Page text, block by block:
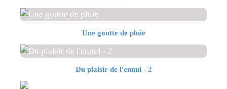
Une goutte de pluie
Du plaisir de l'ennui - 2